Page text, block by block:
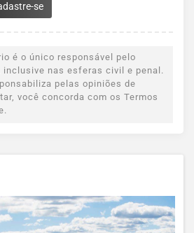
se
é o único responsável pelo
inclusive nas esferas civil e penal.
pelas opiniões de
você concorda com os Termos